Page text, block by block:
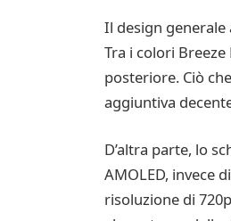
Il design
Tra i colori
posteriore. Ciò
aggiuntiva
D’altra parte, lo
AMOLED, invece
risoluzione di